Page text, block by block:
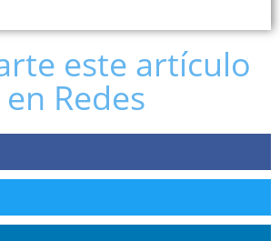
este artículo
en Redes